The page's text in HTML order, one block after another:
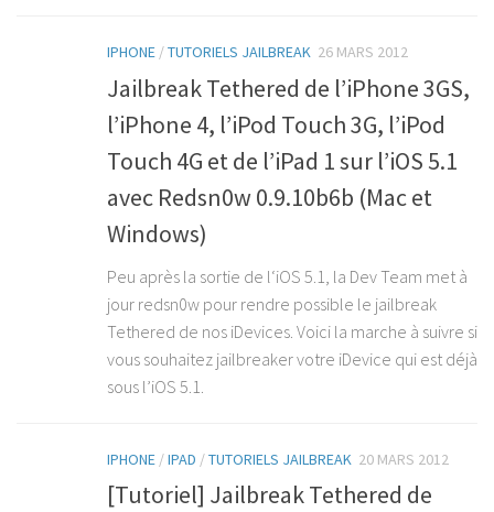
IPHONE /TUTORIELS JAILBREAK 26 MARS 2012
Jailbreak Tethered de l’iPhone 3GS,
l’iPhone 4, l’iPod Touch 3G, l’iPod
Touch 4G et de l’iPad 1 sur l’iOS 5.1
avec Redsn0w 0.9.10b6b (Mac et
Windows)
Peu après la sortie de l‘iOS 5.1, la Dev Team met à
jour redsn0w pour rendre possible le jailbreak
Tethered de nos iDevices. Voici la marche à suivre si
vous souhaitez jailbreaker votre iDevice qui est déjà
sous l’iOS 5.1.
IPHONE /IPAD /TUTORIELS JAILBREAK 20 MARS 2012
[Tutoriel] Jailbreak Tethered de